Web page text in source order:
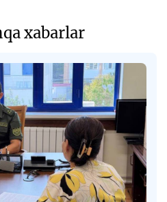
xabarlar